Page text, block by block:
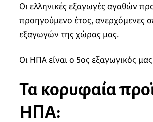
Οι ελληνικές εξαγωγές αγαθών
προηγούμενο έτος, ανερχόμενες
εξαγωγών της χώρας μας.
Οι ΗΠΑ είναι ο 5ος εξαγωγικός
Τα κορυφαία
ΗΠΑ: